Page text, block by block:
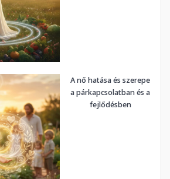
A nő hatása és szerepe
a párkapcsolatban és a
fejlődésben